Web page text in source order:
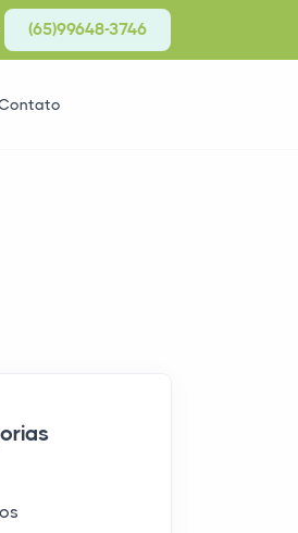
(65)99648-3746